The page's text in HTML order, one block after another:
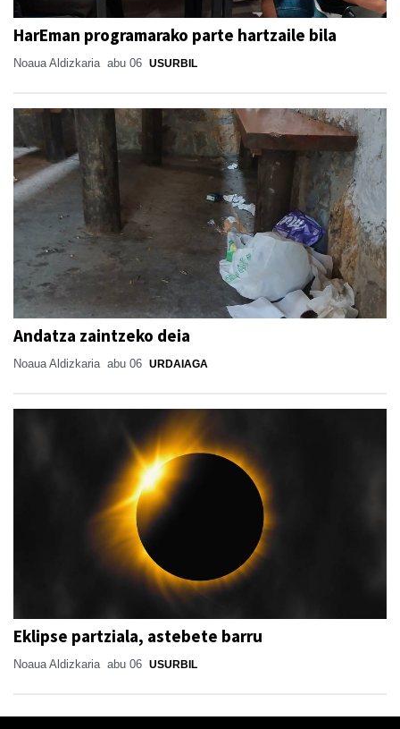
HarEman programarako parte hartzaile bila
Noaua Aldizkaria abu 06 USURBIL
Andatza zaintzeko deia
Noaua Aldizkaria abu 06 URDAIAGA
Eklipse partziala, astebete barru
Noaua Aldizkaria abu 06 USURBIL